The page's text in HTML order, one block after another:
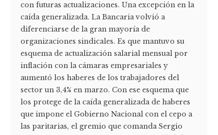
con futuras actualizaciones. Una excepción en la
caída generalizada. La Bancaria volvió a
diferenciarse de la gran mayoría de
organizaciones sindicales. Es que mantuvo su
esquema de actualización salarial mensual por
inflación con la cámaras empresariales y
aumentó los haberes de los trabajadores del
sector un 3,4% en marzo. Con ese esquema que
los protege de la caída generalizada de haberes
que impone el Gobierno Nacional con el cepo a
las paritarias, el gremio que comanda Sergio